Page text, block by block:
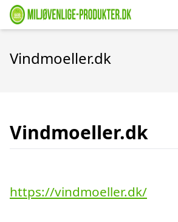
Vindmoeller.dk
Vindmoeller.dk
https://vindmoeller.dk/